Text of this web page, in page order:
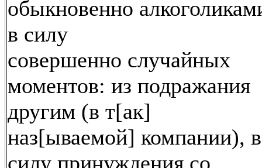
обыкновенно
в силу
совершенно случайных
моментов: из подражания
другим (в т[ак]
наз[ываемой] компании), в
силу принуждения со